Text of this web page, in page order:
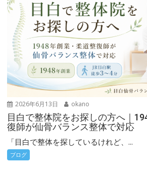
2026年6月13日 okano
目白で整体院をお探しの方へ｜
復師が仙骨バランス整体で対応
「目白で整体を探しているけれど、...
ブログ